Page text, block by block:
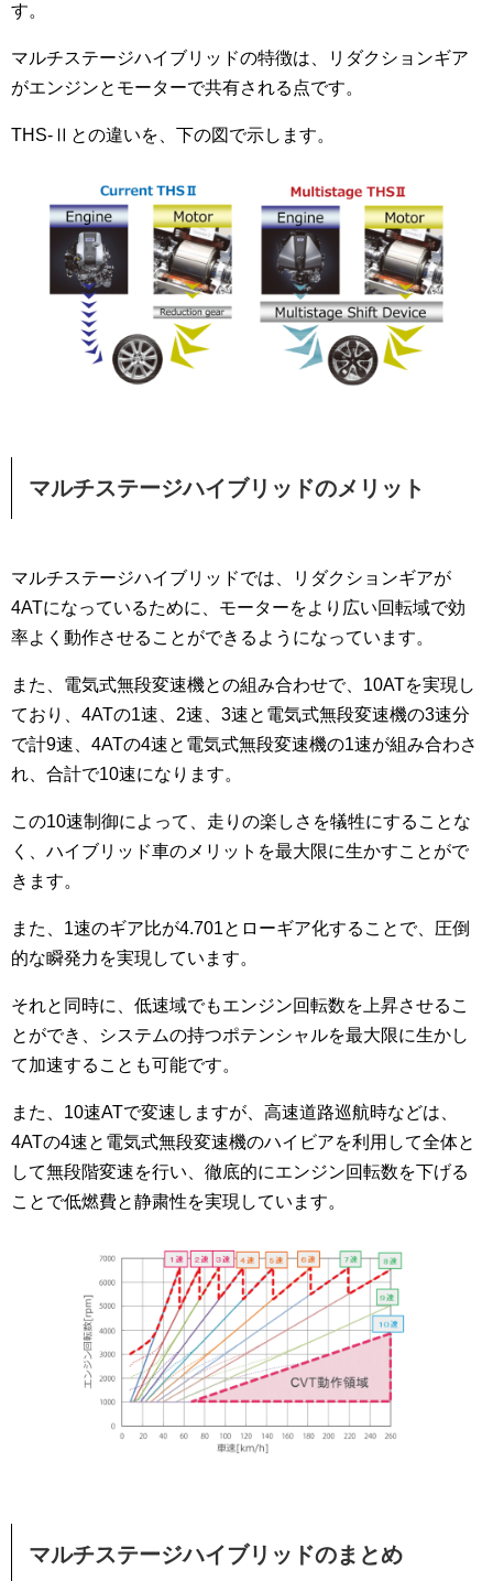
す。
マルチステージハイブリッドの特徴は、リダクションギア
がエンジンとモーターで共有される点です。
THS-Ⅱとの違いを、下の図で示します。
マルチステージハイブリッドのメリット
マルチステージハイブリッドでは、リダクションギアが
4ATになっているために、モーターをより広い回転域で効
率よく動作させることができるようになっています。
また、電気式無段変速機との組み合わせで、10ATを実現し
ており、4ATの1速、2速、3速と電気式無段変速機の3速分
で計9速、4ATの4速と電気式無段変速機の1速が組み合わさ
れ、合計で10速になります。
この10速制御によって、走りの楽しさを犠牲にすることな
く、ハイブリッド車のメリットを最大限に生かすことがで
きます。
また、1速のギア比が4.701とローギア化することで、圧倒
的な瞬発力を実現しています。
それと同時に、低速域でもエンジン回転数を上昇させるこ
とができ、システムの持つポテンシャルを最大限に生かし
て加速することも可能です。
また、10速ATで変速しますが、高速道路巡航時などは、
4ATの4速と電気式無段変速機のハイビアを利用して全体と
して無段階変速を行い、徹底的にエンジン回転数を下げる
ことで低燃費と静粛性を実現しています。
マルチステージハイブリッドのまとめ